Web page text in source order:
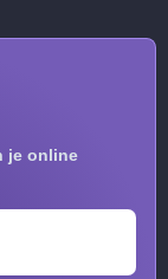
je online